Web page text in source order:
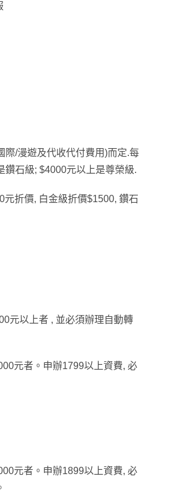
際/漫遊及代收代付費用)­而定.每
鑽石級; $4000元以上是尊榮級.
折價, 白金級折價$1500, 鑽石
元以上者 , 並必須辦理自動轉
元者。申辦1799以上資費, 必
元者。 申辦1899以上資費, 必